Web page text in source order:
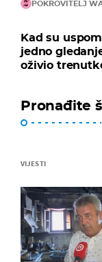
POKROVITELJ
Kad su
jedno
oživio
Pronađite
VIJESTI